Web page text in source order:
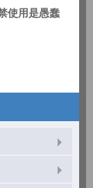
使用是愚蠢